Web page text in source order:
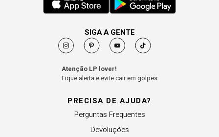
PRECISA DE AJUDA?
Perguntas Frequentes
Devoluções
SIGA A GENTE
Atenção LP lover!
Fique alerta e evite cair em golpes